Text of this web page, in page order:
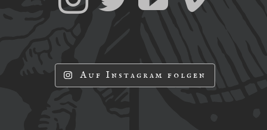
Auf Instagram folgen